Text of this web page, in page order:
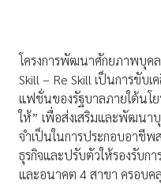
โครงการพัฒนาศักยภาพบุค
Skill – Re Skill เป็นการขับ
แฟชั่นของรัฐบาลภายใต้น
ให้” เพื่อส่งเสริมและพัฒนา
จำเป็นในการประกอบอาชี
ธุรกิจและปรับตัวให้รองรับ
และอนาคต 4 สาขา ครอบค